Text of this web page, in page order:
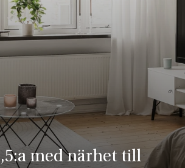
med närhet till